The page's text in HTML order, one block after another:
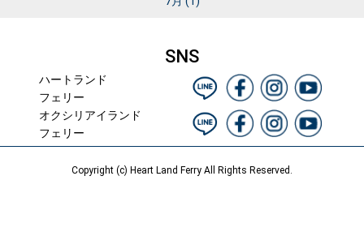
SNS
ハートランド
フェリー
オクシリアイランド
フェリー
Copyright (c) Heart Land Ferry All Rights Reserved.